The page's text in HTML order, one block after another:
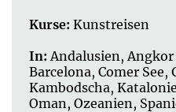
Kurse: Kunstreisen
In: Andalusien, Angkor
Barcelona, Comer See,
Kambodscha,
Oman, Ozeanien,